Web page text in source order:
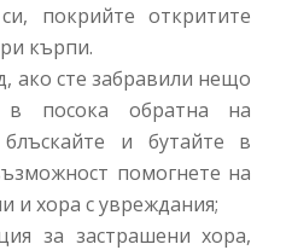
покрийте откритите
кърпи.
ако сте забравили нещо
посока обратна на
и бутайте в
помогнете на
и хора с увреждания;
за застрашени хора,